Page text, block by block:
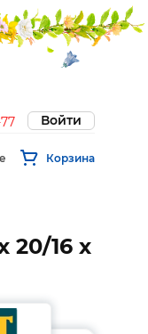
Войти
Корзина
20/16 х